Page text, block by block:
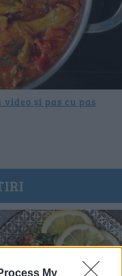
My
și pas cu pas